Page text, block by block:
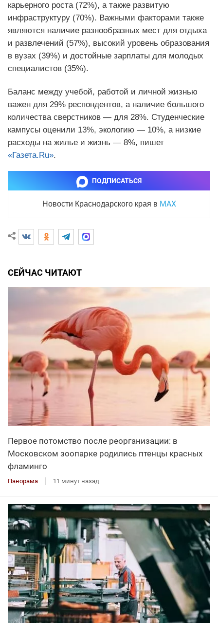
карьерного роста (72%), а также развитую
инфраструктуру (70%). Важными факторами также
являются наличие разнообразных мест для отдыха
и развлечений (57%), высокий уровень образования
в вузах (39%) и достойные зарплаты для молодых
специалистов (35%).
Баланс между учебой, работой и личной жизнью
важен для 29% респондентов, а наличие большого
количества сверстников — для 28%. Студенческие
кампусы оценили 13%, экологию — 10%, а низкие
расходы на жилье и жизнь — 8%, пишет
«Газета.Ru».
ПОДПИСАТЬСЯ
Новости Краснодарского края в MAX
СЕЙЧАС ЧИТАЮТ
Первое потомство после реорганизации: в
Московском зоопарке родились птенцы красных
фламинго
Панорама 11 минут назад